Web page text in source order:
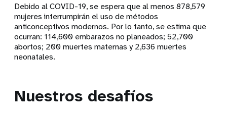
Debido al COVID-19, se espera que al menos 878,579
mujeres interrumpirán el uso de métodos
anticonceptivos modernos. Por lo tanto, se estima que
ocurran: 114,600 embarazos no planeados; 52,700
abortos; 200 muertes maternas y 2,636 muertes
neonatales.
Nuestros desafíos